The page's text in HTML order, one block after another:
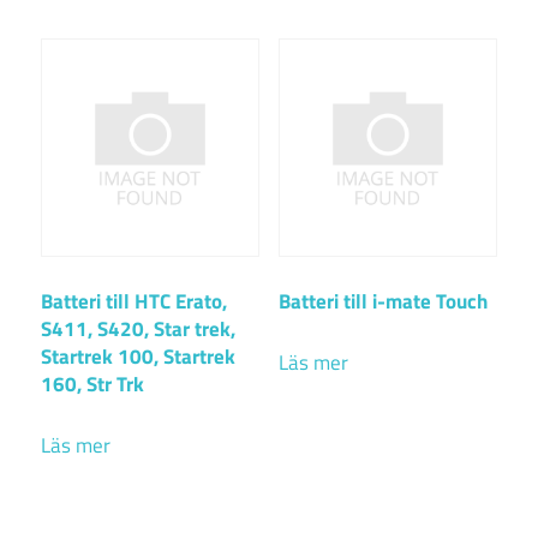
Batteri till HTC Erato,
S411, S420, Star trek,
Startrek 100, Startrek
160, Str Trk
Läs mer
Batteri till i-mate Touch
Läs mer